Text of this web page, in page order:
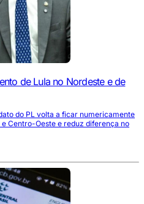
de Lula no Nordeste e de
do PL volta a ficar numericamente
Centro-Oeste e reduz diferença no